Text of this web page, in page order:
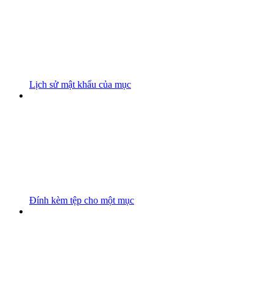
Lịch sử mật khẩu của mục
Đính kèm tệp cho một mục